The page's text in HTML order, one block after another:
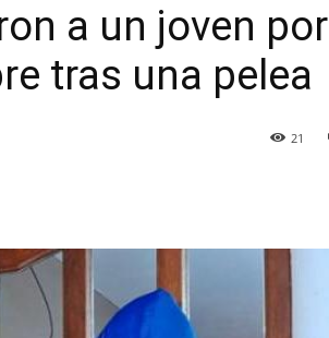
a un joven por
tras una pelea
21